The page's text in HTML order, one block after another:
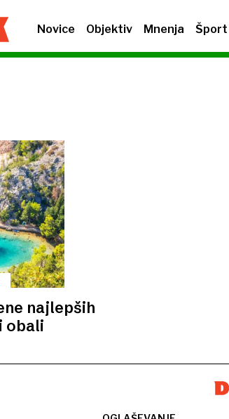
Novice Objektiv Mnenja Šport
najlepših
obali